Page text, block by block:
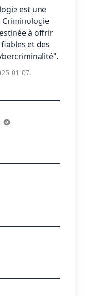
est une
Criminologie
à offrir
et des
01-07.